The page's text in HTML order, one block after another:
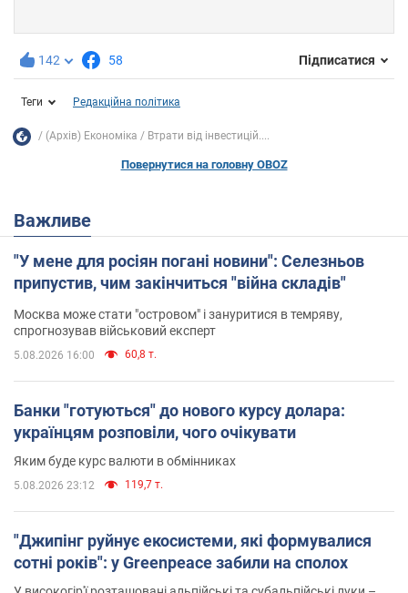
142 58 Підписатися
Теги Редакційна політика
(Архів) Економіка Втрати від інвестицій....
Повернутися на головну OBOZ
Важливе
"У мене для росіян погані новини": Селезньов
припустив, чим закінчиться "війна складів"
Москва може стати "островом" і зануритися в темряву,
спрогнозував військовий експерт
5.08.2026 16:00 60,8 т.
Банки "готуються" до нового курсу долара:
українцям розповіли, чого очікувати
Яким буде курс валюти в обмінниках
5.08.2026 23:12 119,7 т.
"Джипінг руйнує екосистеми, які формувалися
сотні років": у Greenpeace забили на сполох